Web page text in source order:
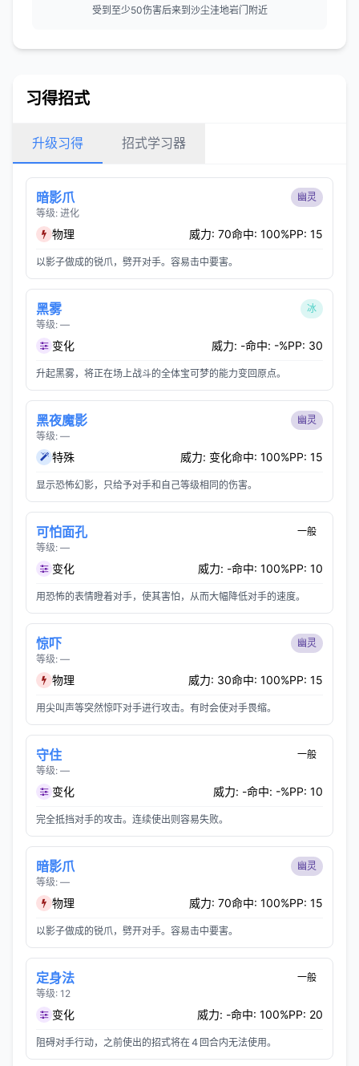
受到至少50伤害后来到沙尘洼地岩门附近
习得招式
升级习得 招式学习器
暗影爪
等级: 进化
幽灵
物理 威力: 70命中: 100%PP: 15
以影子做成的锐爪，劈开对手。容易击中要害。
黑雾
等级: —
冰
变化 威力: -命中: -%PP: 30
升起黑雾，将正在场上战斗的全体宝可梦的能力变回原点。
黑夜魔影
等级: —
幽灵
特殊 威力: 变化命中: 100%PP: 15
显示恐怖幻影，只给予对手和自己等级相同的伤害。
可怕面孔
等级: —
一般
变化 威力: -命中: 100%PP: 10
用恐怖的表情瞪着对手，使其害怕，从而大幅降低对手的速度。
惊吓
等级: —
幽灵
物理 威力: 30命中: 100%PP: 15
用尖叫声等突然惊吓对手进行攻击。有时会使对手畏缩。
守住
等级: —
一般
变化 威力: -命中: -%PP: 10
完全抵挡对手的攻击。连续使出则容易失败。
暗影爪
等级: —
幽灵
物理 威力: 70命中: 100%PP: 15
以影子做成的锐爪，劈开对手。容易击中要害。
定身法
等级: 12
一般
变化 威力: -命中: 100%PP: 20
阻碍对手行动，之前使出的招式将在４回合内无法使用。